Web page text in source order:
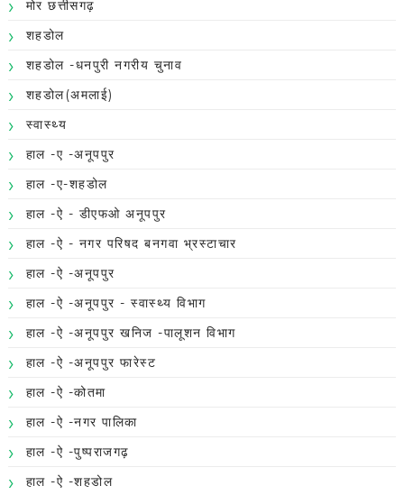
मोर छत्तीसगढ़
शहडोल
शहडोल -धनपुरी नगरीय चुनाव
शहडोल(अमलाई)
स्वास्थ्य
हाल -ए -अनूपपुर
हाल -ए-शहडोल
हाल -ऐ - डीएफओ अनूपपुर
हाल -ऐ - नगर परिषद बनगवा भ्रस्टाचार
हाल -ऐ -अनूपपुर
हाल -ऐ -अनूपपुर - स्वास्थ्य विभाग
हाल -ऐ -अनूपपुर खनिज -पालूशन विभाग
हाल -ऐ -अनूपपुर फारेस्ट
हाल -ऐ -कोतमा
हाल -ऐ -नगर पालिका
हाल -ऐ -पुष्पराजगढ़
हाल -ऐ -शहडोल